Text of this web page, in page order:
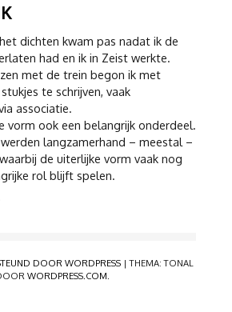
dichten kwam pas nadat ik de
had en ik in Zeist werkte.
met de trein begon ik met
te schrijven, vaak
associatie.
vorm ook een belangrijk onderdeel.
langzamerhand – meestal –
de uiterlijke vorm vaak nog
rol blijft spelen.
DOOR WORDPRESS |THEMA: TONAL
WORDPRESS.COM